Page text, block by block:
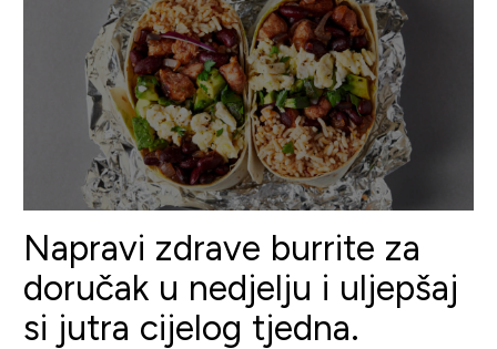
Napravi zdrave burrite za
doručak u nedjelju i uljepšaj
si jutra cijelog tjedna.